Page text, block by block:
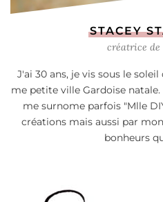
STACEY
créatrice de
J'ai 30 ans, je vis sous le
me petite ville Gardoise
me surnome parfois "Mlle
créations mais aussi par
bonheurs